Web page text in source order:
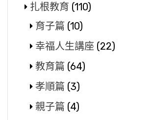
扎根教育 (110)
育子篇 (10)
幸福人生講座 (22)
教育篇 (64)
孝順篇 (3)
親子篇 (4)